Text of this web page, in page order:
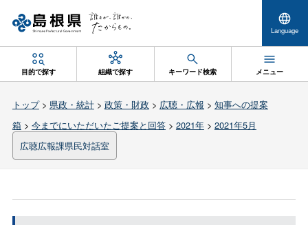
Language
目的で探す 組織で探す キーワード検索 メニュー
トップ> 県政・統計> 政策・財政 > 広聴・広報 > 知事への提案
箱> 今までにいただいたご提案と回答> 2021年> 2021年5月
広聴広報課県民対話室